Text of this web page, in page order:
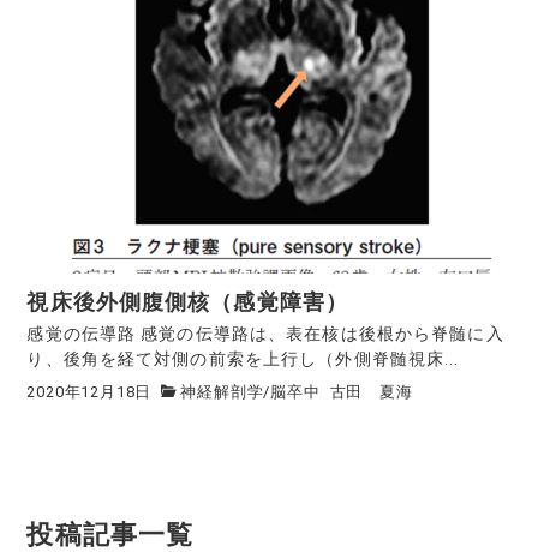
視床後外側腹側核（感覚障害）
感覚の伝導路 感覚の伝導路は、表在核は後根から脊髄に入
り、後角を経て対側の前索を上行し（外側脊髄視床...
2020年12月18日 神経解剖学/脳卒中 古田 夏海
投稿記事一覧